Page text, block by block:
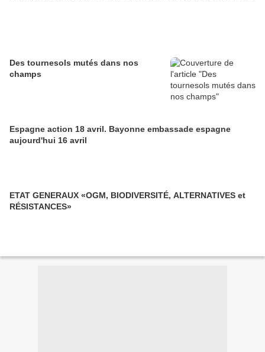
Des tournesols mutés dans nos
champs
Espagne action 18 avril. Bayonne embassade espagne
aujourd'hui 16 avril
ETAT GENERAUX «OGM, BIODIVERSITÉ, ALTERNATIVES et
RÉSISTANCES»